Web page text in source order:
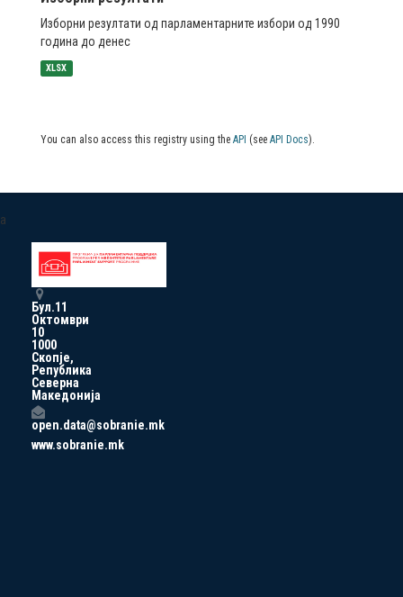
Изборни резултати од парламентарните избори од 1990
година до денес
XLSX
You can also access this registry using the API (see API Docs).
a
Бул.11
Октомври
10
1000
Скопје,
Република
Северна
Македонија
open.data@sobranie.mk
www.sobranie.mk